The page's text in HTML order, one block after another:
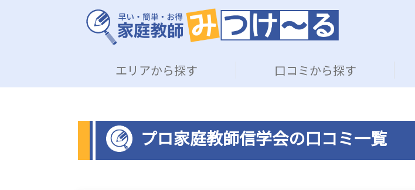
エリアから探す 口コミから探す
プロ家庭教師信学会の口コミ一覧